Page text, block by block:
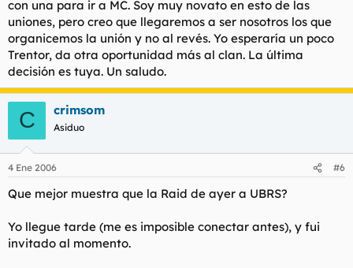
con una para ir a MC. Soy muy novato en esto de las
uniones, pero creo que llegaremos a ser nosotros los que
organicemos la unión y no al revés. Yo esperaría un poco
Trentor, da otra oportunidad más al clan. La última
decisión es tuya. Un saludo.
C crimsom
Asiduo
4 Ene 2006 #6
Que mejor muestra que la Raid de ayer a UBRS?
Yo llegue tarde (me es imposible conectar antes), y fui
invitado al momento.